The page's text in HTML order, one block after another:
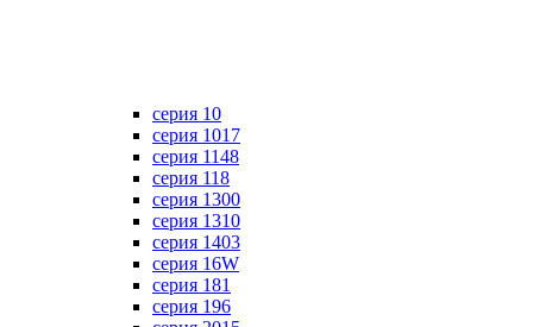
серия 10
серия 1017
серия 1148
серия 118
серия 1300
серия 1310
серия 1403
серия 16W
серия 181
серия 196